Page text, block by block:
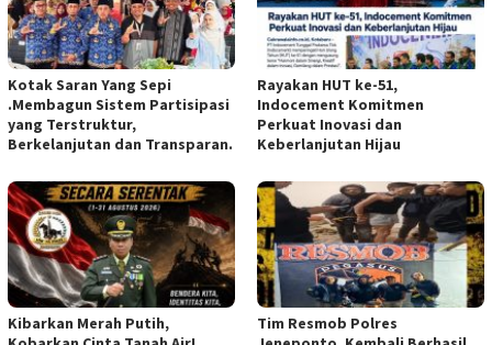
Kotak Saran Yang Sepi
.Membagun Sistem Partisipasi
yang Terstruktur,
Berkelanjutan dan Transparan.
Rayakan HUT ke-51,
Indocement Komitmen
Perkuat Inovasi dan
Keberlanjutan Hijau
Kibarkan Merah Putih,
Tim Resmob Polres